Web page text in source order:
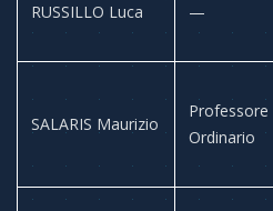
RUSSILLO Luca —
SALARIS Maurizio
Professore
Ordinario